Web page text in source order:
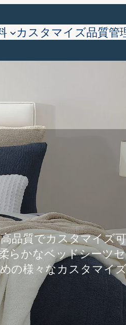
カスタマイズ品質管
品質でカスタマイズ
らかなベッドシーツ
の様々なカスタマイ